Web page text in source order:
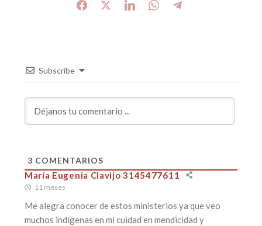
Subscribe
3 COMENTARIOS
María Eugenia Clavijo 3145477611
11 meses
Me alegra conocer de estos ministerios ya que veo
muchos indígenas en mi cuidad en mendicidad y